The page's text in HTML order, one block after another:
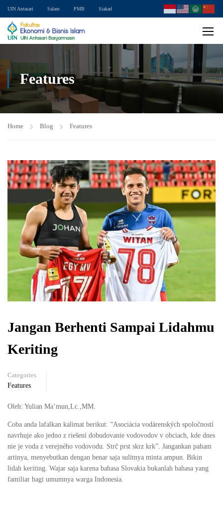
UIN Antasari Salam PMB Siakad
Features
Home Blog Features
Jangan Berhenti Sampai Lidahmu
Keriting
Categories
Features
Oleh: Yulian Ma’mun,Lc.,MM.
Coba anda lafalkan kalimat berikut: “Asociácia vodárenských spoločností
navrhuje ako jedno z riešení dobudovanie vodovodov v obciach, kde dnes
nie je voda z verejného vodovodu. Strč prst skrz krk”. Jangankan paham
artinya, menyebutkan dengan benar saja sulitnya minta ampun. Bikin
lidah keriting. Wajar saja karena bahasa Slovakia bukanlah bahasa yang
familiar bagi umumnya warga Indonesia.